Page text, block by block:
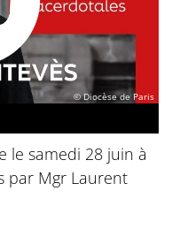
© Diocèse de Paris
le samedi 28 juin à
par Mgr Laurent